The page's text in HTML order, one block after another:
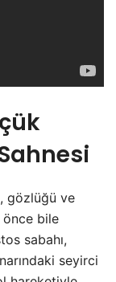
gözlüğü ve
önce bile
sabahı,
seyirci